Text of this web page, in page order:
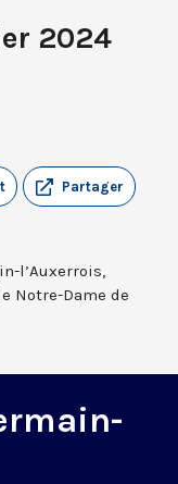
2024
Partager
l’Auxerrois,
Notre-Dame de